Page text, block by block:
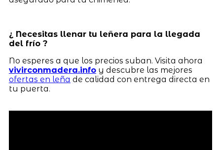
¿ Necesitas llenar tu leñera para la llegada
del frío ?
No esperes a que los precios suban. Visita ahora
vivirconmadera.infoy descubre las mejores
ofertas en leña de calidad con entrega directa en
tu puerta.